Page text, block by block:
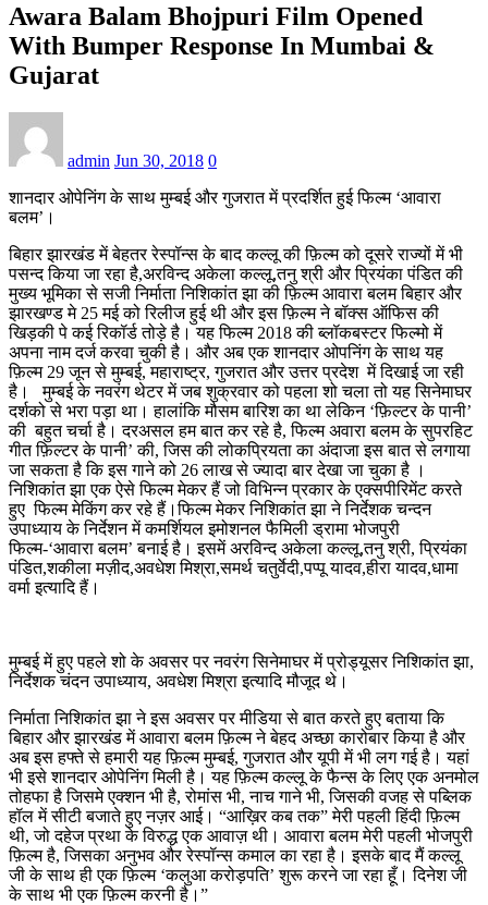
Awara Balam Bhojpuri Film Opened
With Bumper Response In Mumbai &
Gujarat
admin Jun 30, 2018 0
शानदार ओपेनिंग के साथ मुम्बई और गुजरात में प्रदर्शित हुई फिल्म ‘आवारा
बलम’।
बिहार झारखंड में बेहतर रेस्पॉन्स के बाद कल्लू की फ़िल्म को दूसरे राज्यों में भी
पसन्द किया जा रहा है,अरविन्द अकेला कल्लू,तनु श्री और प्रियंका पंडित की
मुख्य भूमिका से सजी निर्माता निशिकांत झा की फ़िल्म आवारा बलम बिहार और
झारखण्ड मे 25 मई को रिलीज हुई थी और इस फ़िल्म ने बॉक्स ऑफिस की
खिड़की पे कई रिकॉर्ड तोड़े है। यह फिल्म 2018 की ब्लॉकबस्टर फिल्मो में
अपना नाम दर्ज करवा चुकी है। और अब एक शानदार ओपनिंग के साथ यह
फ़िल्म 29 जून से मुम्बई, महाराष्ट्र, गुजरात और उत्तर प्रदेश में दिखाई जा रही
है। मुम्बई के नवरंग थेटर में जब शुक्रवार को पहला शो चला तो यह सिनेमाघर
दर्शको से भरा पड़ा था। हालांकि मौसम बारिश का था लेकिन ‘फ़िल्टर के पानी’
की बहुत चर्चा है। दरअसल हम बात कर रहे है, फिल्म अवारा बलम के सुपरहिट
गीत फ़िल्टर के पानी’ की, जिस की लोकप्रियता का अंदाजा इस बात से लगाया
जा सकता है कि इस गाने को 26 लाख से ज्यादा बार देखा जा चुका है ।
निशिकांत झा एक ऐसे फिल्म मेकर हैं जो विभिन्न प्रकार के एक्सपीरिमेंट करते
हुए फिल्म मेकिंग कर रहे हैं।फिल्म मेकर निशिकांत झा ने निर्देशक चन्दन
उपाध्याय के निर्देशन में कमर्शियल इमोशनल फैमिली ड्रामा भोजपुरी
फिल्म-‘आवारा बलम’ बनाई है। इसमें अरविन्द अकेला कल्लू,तनु श्री, प्रियंका
पंडित,शकीला मज़ीद,अवधेश मिश्रा,समर्थ चतुर्वेदी,पप्पू यादव,हीरा यादव,धामा
वर्मा इत्यादि हैं।
मुम्बई में हुए पहले शो के अवसर पर नवरंग सिनेमाघर में प्रोड्यूसर निशिकांत झा,
निर्देशक चंदन उपाध्याय, अवधेश मिश्रा इत्यादि मौजूद थे।
निर्माता निशिकांत झा ने इस अवसर पर मीडिया से बात करते हुए बताया कि
बिहार और झारखंड में आवारा बलम फ़िल्म ने बेहद अच्छा कारोबार किया है और
अब इस हफ्ते से हमारी यह फ़िल्म मुम्बई, गुजरात और यूपी में भी लग गई है। यहां
भी इसे शानदार ओपेनिंग मिली है। यह फ़िल्म कल्लू के फैन्स के लिए एक अनमोल
तोहफा है जिसमे एक्शन भी है, रोमांस भी, नाच गाने भी, जिसकी वजह से पब्लिक
हॉल में सीटी बजाते हुए नज़र आई। “आख़िर कब तक” मेरी पहली हिंदी फ़िल्म
थी, जो दहेज प्रथा के विरुद्ध एक आवाज़ थी। आवारा बलम मेरी पहली भोजपुरी
फ़िल्म है, जिसका अनुभव और रेस्पॉन्स कमाल का रहा है। इसके बाद मैं कल्लू
जी के साथ ही एक फ़िल्म ‘कलुआ करोड़पति’ शुरू करने जा रहा हूँ। दिनेश जी
के साथ भी एक फ़िल्म करनी है।”